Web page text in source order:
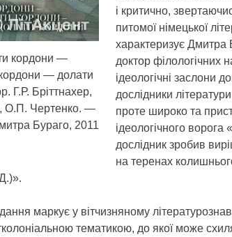
кордони —
— долати
Г.Р. Бріттнахер,
О.П. Чертенко. —
Бураго, 2011
і критично,
питомої німецької
характеризує
доктор філологічних
ідеологічні заслони
дослідники
проте широко та
ідеологічного
дослідник зробив
на теренах
маркує у вітчизняному
тематикою, до якої може